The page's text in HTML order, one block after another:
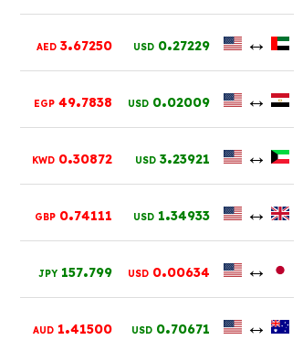
↔
0.27229
USD
3.67250
AED
↔
0.02009
USD
49.7838
EGP
↔
3.23921
USD
0.30872
KWD
↔
1.34933
USD
0.74111
GBP
↔
0.00634
USD
157.799
JPY
↔
0.70671
USD
1.41500
AUD